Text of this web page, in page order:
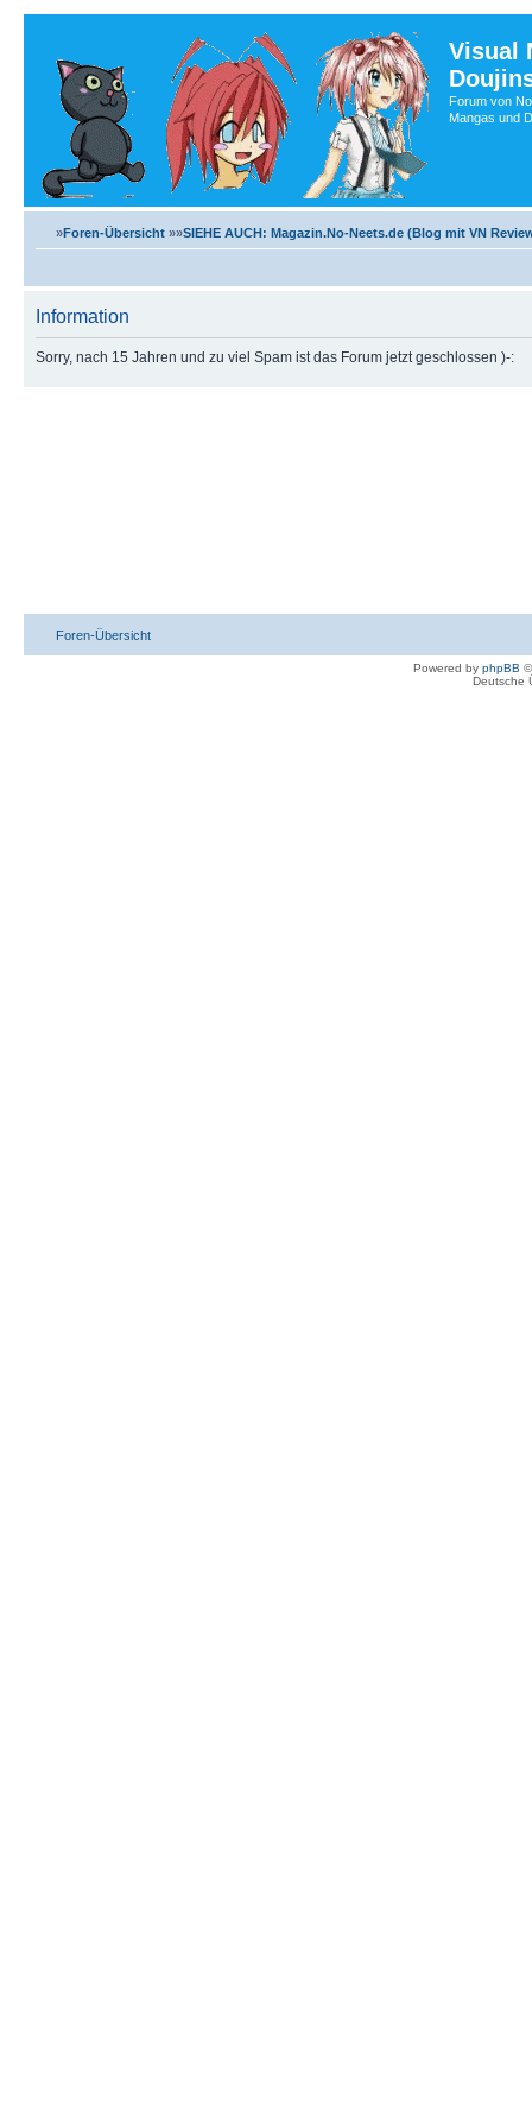
Visual
Forum von
Mangas und
»Foren-Übersicht »»SIEHE AUCH: Magazin.No-Neets.de (Blog mit VN
Information
Sorry, nach 15 Jahren und zu viel Spam ist das Forum jetzt geschlossen )-:
Foren-Übersicht
Powered by phpBB
Deutsche